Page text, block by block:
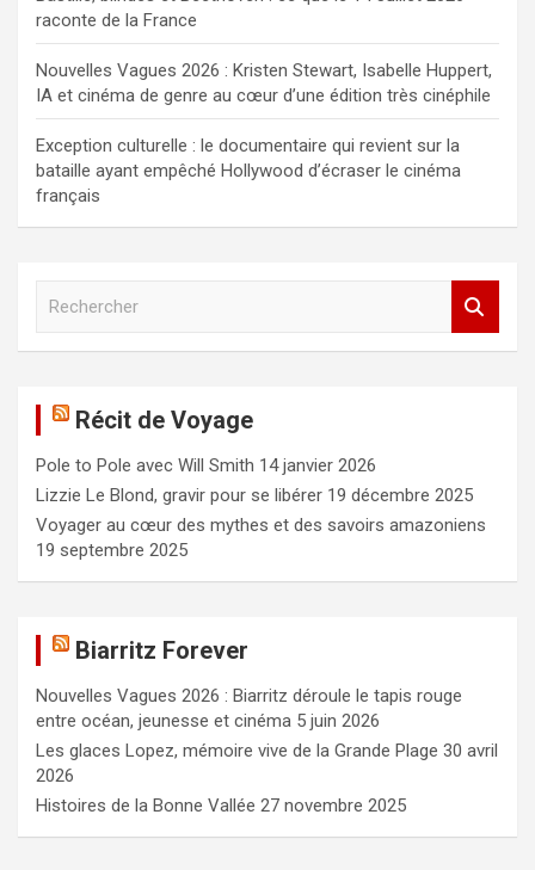
raconte de la France
Nouvelles Vagues 2026 : Kristen Stewart, Isabelle Huppert,
IA et cinéma de genre au cœur d’une édition très cinéphile
Exception culturelle : le documentaire qui revient sur la
bataille ayant empêché Hollywood d’écraser le cinéma
français
h
e
r
Récit de Voyage
Pole to Pole avec Will Smith 14 janvier 2026
Lizzie Le Blond, gravir pour se libérer 19 décembre 2025
Voyager au cœur des mythes et des savoirs amazoniens
19 septembre 2025
Biarritz Forever
Nouvelles Vagues 2026 : Biarritz déroule le tapis rouge
entre océan, jeunesse et cinéma 5 juin 2026
Les glaces Lopez, mémoire vive de la Grande Plage 30 avril
2026
Histoires de la Bonne Vallée 27 novembre 2025